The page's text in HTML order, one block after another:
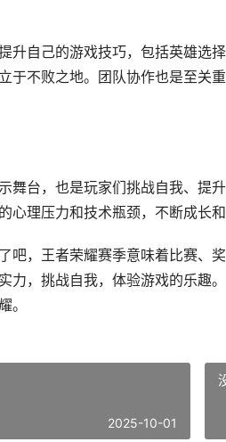
升自己的游戏技巧，包括英雄选
于不败之地。团队协作也是至关
舞台，也是玩家们挑战自我、提
心理压力和技术瓶颈，不断成长
吧，王者荣耀赛季意味着比赛、
力，挑战自我，体验游戏的乐趣
。
2025-10-01